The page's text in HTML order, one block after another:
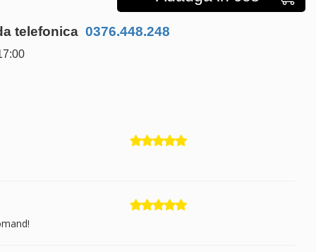
telefonica 0376.448.248